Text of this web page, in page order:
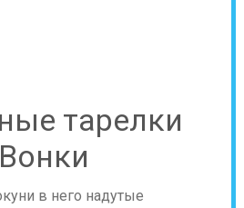
тарелки
в него надутые